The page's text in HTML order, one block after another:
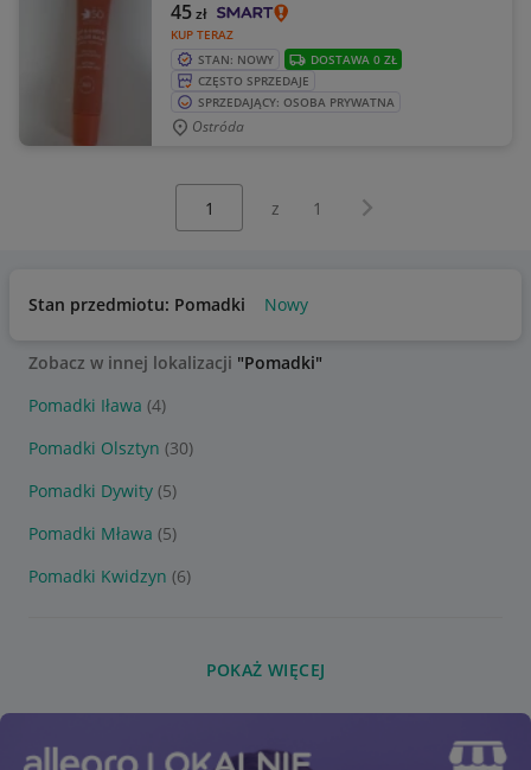
KUP TERAZ
45zł
STAN: NOWY
DOSTAWA 0 ZŁ
CZĘSTO SPRZEDAJE
SPRZEDAJĄCY: OSOBA PRYWATNA
Ostróda
z 1 Następna strona
Stan przedmiotu: Pomadki Nowy
Zobacz w innej lokalizacji "Pomadki"
Pomadki Iława (4)
Pomadki Olsztyn (30)
Pomadki Dywity (5)
Pomadki Mława (5)
Pomadki Kwidzyn (6)
POKAŻ WIĘCEJ